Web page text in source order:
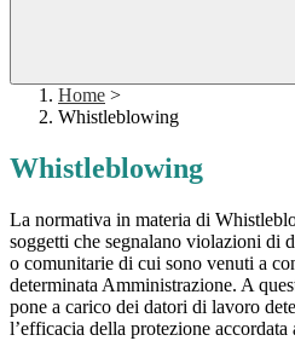
Home >
Whistleblowing
Whistleblowing
La normativa in materia di
soggetti che segnalano violazioni di
o comunitarie di cui sono venuti a
determinata Amministrazione. A
pone a carico dei datori di lavoro
l’efficacia della protezione